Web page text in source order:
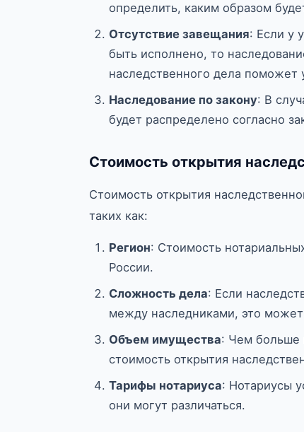
определить, каким образом
Отсутствие завещания: Если у
быть исполнено, то
наследственного дела поможет
Наследование по закону: В
будет распределено согласно
Стоимость открытия
Стоимость открытия
таких как:
Регион: Стоимость
России.
Сложность дела: Если
между наследниками, это может
Объем имущества: Чем больше
стоимость открытия
Тарифы нотариуса: Нотариусы
они могут различаться.